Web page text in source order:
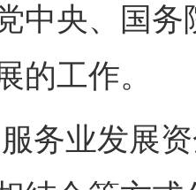
央、国务
的工作。
业发展资